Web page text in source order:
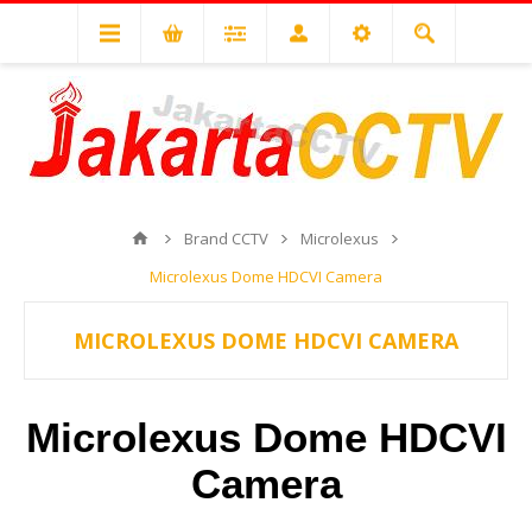
Brand CCTV
Microlexus
Microlexus Dome HDCVI Camera
MICROLEXUS DOME HDCVI CAMERA
Microlexus Dome HDCVI
Camera